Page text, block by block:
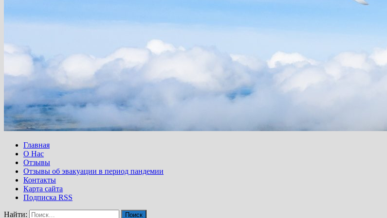
Главная
О Нас
Отзывы
Отзывы об эвакуации в период пандемии
Контакты
Карта сайта
Подписка RSS
Найти: